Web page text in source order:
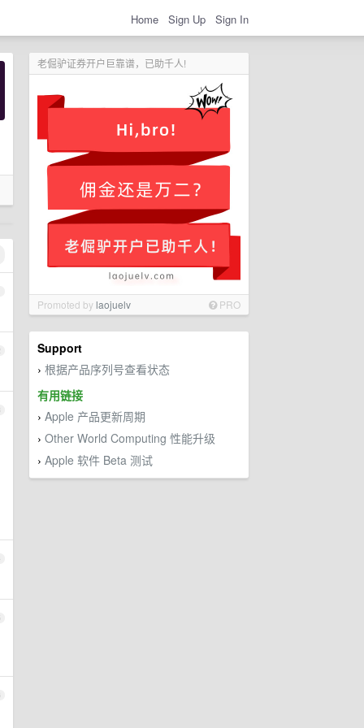
Home Sign Up Sign In
老倔驴证券开户巨靠谱，已助千人!
Promoted bylaojuelv PRO
Support
› 根据产品序列号查看状态
有用链接
› Apple 产品更新周期
› Other World Computing 性能升级
› Apple 软件 Beta 测试